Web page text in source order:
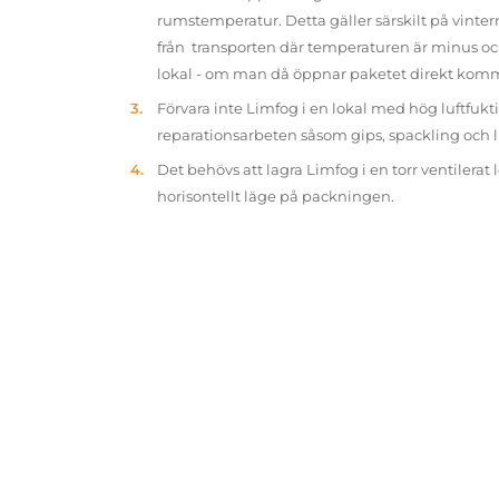
rumstemperatur. Detta gäller särskilt på
från transporten där temperaturen är minus
lokal - om man då öppnar paketet direkt
Förvara inte Limfog i en lokal med hög
reparationsarbeten såsom gips, spackling och
Det behövs att lagra Limfog i en torr ventilerat
horisontellt läge på packningen.